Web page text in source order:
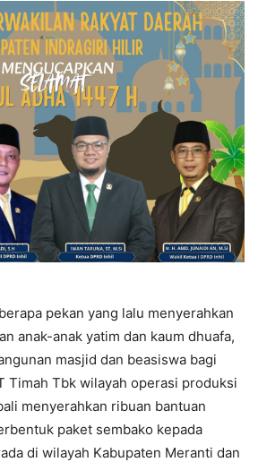
pekan yang lalu menyerahkan
anak-anak yatim dan kaum dhuafa,
masjid dan beasiswa bagi
Timah Tbk wilayah operasi produksi
menyerahkan ribuan bantuan
paket sembako kepada
di wilayah Kabupaten Meranti dan